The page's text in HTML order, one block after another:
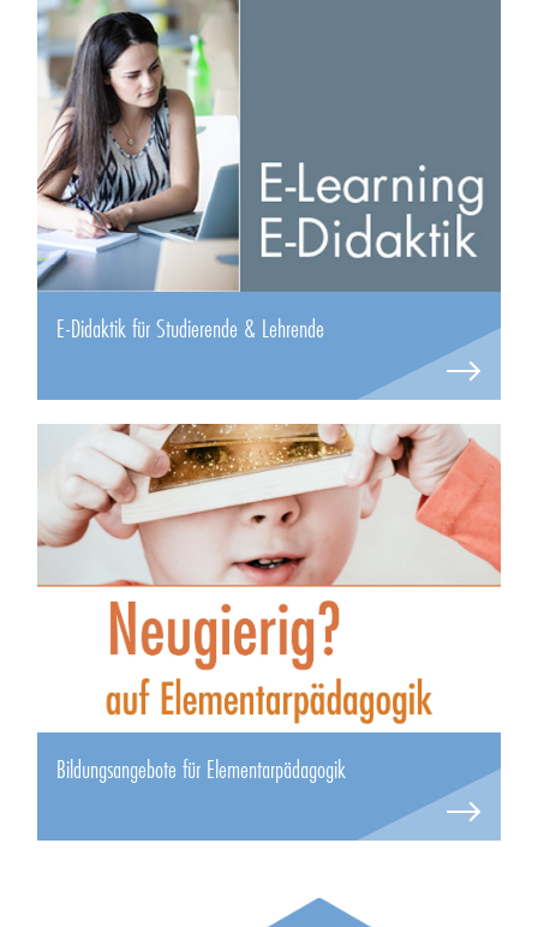
E-Didaktik für Studierende & Lehrende
Bildungsangebote für Elementarpädagogik